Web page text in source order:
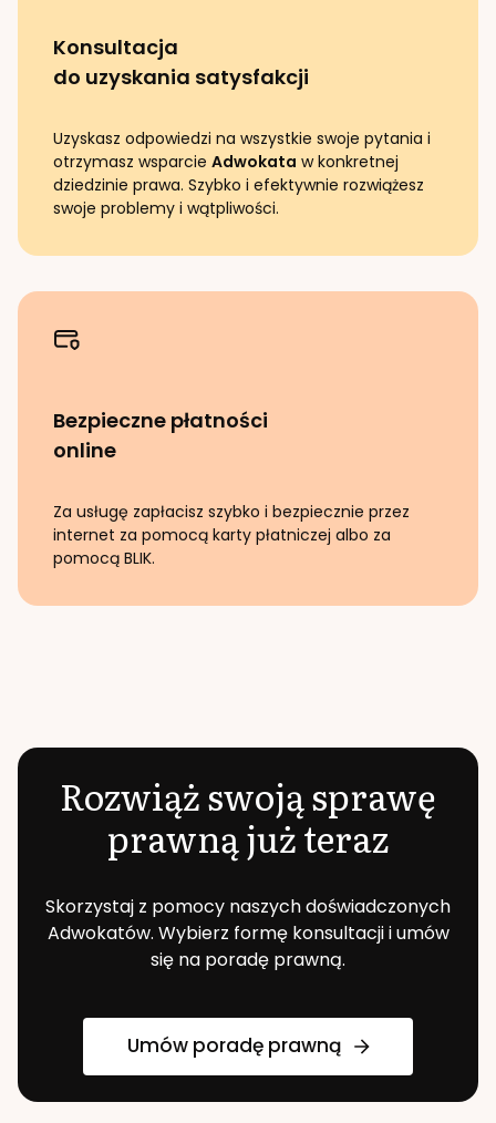
Konsultacja
do uzyskania satysfakcji
Uzyskasz odpowiedzi na wszystkie swoje pytania i
otrzymasz wsparcie Adwokata w konkretnej
dziedzinie prawa. Szybko i efektywnie rozwiążesz
swoje problemy i wątpliwości.
Bezpieczne płatności
online
Za usługę zapłacisz szybko i bezpiecznie przez
internet za pomocą karty płatniczej albo za
pomocą BLIK.
Rozwiąż swoją sprawę
prawną już teraz
Skorzystaj z pomocy naszych doświadczonych
Adwokatów. Wybierz formę konsultacji i umów
się na poradę prawną.
Umów poradę prawną